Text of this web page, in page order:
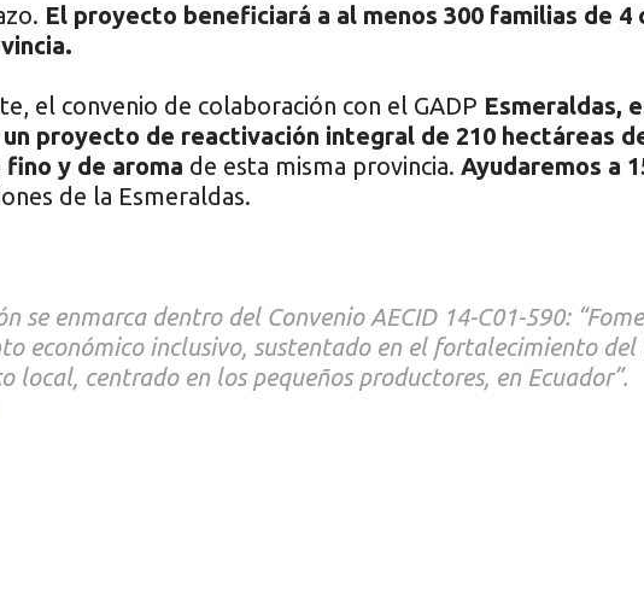
El proyecto beneficiará a al menos 300 familias de 4
el convenio de colaboración con el GADP Esmeraldas,
proyecto de reactivación integral de 210 hectáreas
fino y de aroma de esta misma provincia. Ayudaremos a
de la Esmeraldas.
se enmarca dentro del Convenio AECID14-C01-590:
económico inclusivo, sustentado en el fortalecimiento del
local, centrado en los pequeños productores, en Ecuador”.